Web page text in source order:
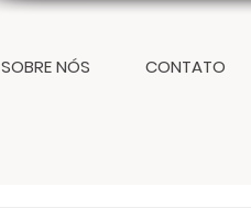
SOBRE NÓS CONTATO